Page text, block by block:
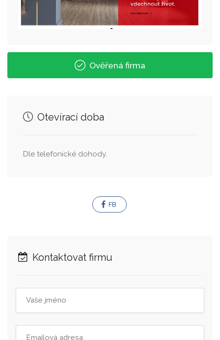
Ověřená firma
Otevírací doba
Dle telefonické dohody.
FB
Kontaktovat firmu